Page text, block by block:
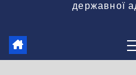
державної